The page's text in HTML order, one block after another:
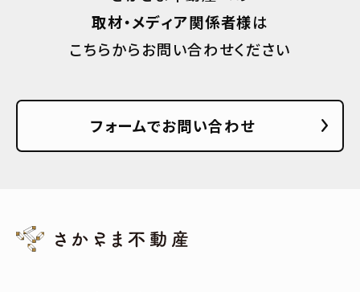
取材・メディア関係者様は
こちらからお問い合わせください
フォームでお問い合わせ